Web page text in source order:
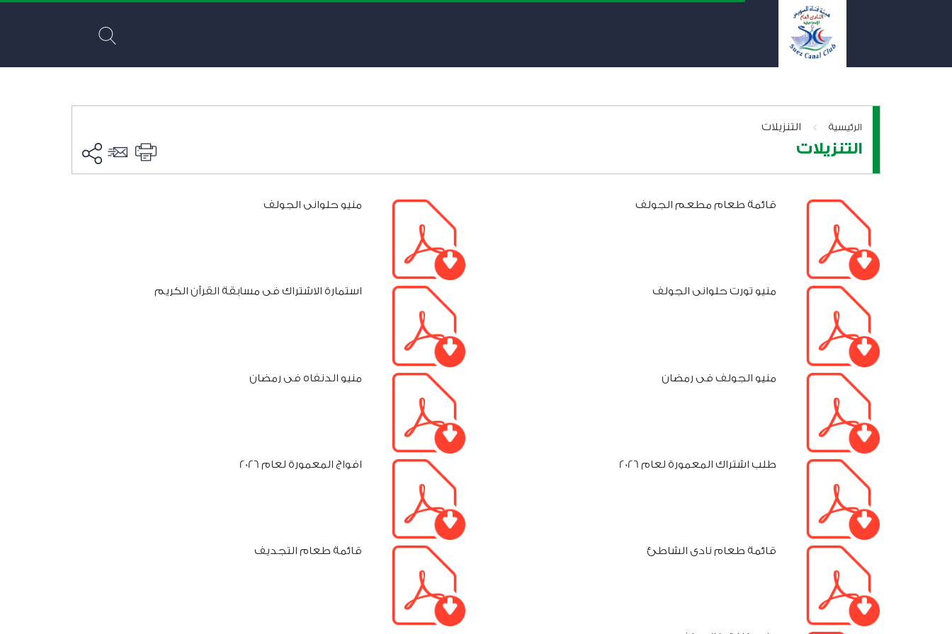
الرئيسية > التنزيلات
التنزيلات
قائمة طعام مطعم الجولف منيو حلوانى الجولف
منيو تورت حلوانى الجولف استمارة الاشتراك فى مسابقة القرآن الكريم
منيو الجولف فى رمضان منيو الدنفاه فى رمضان
طلب اشتراك المعمورة لعام 2026 افواج المعمورة لعام 2026
قائمة طعام نادى الشاطئ قائمة طعام التجديف